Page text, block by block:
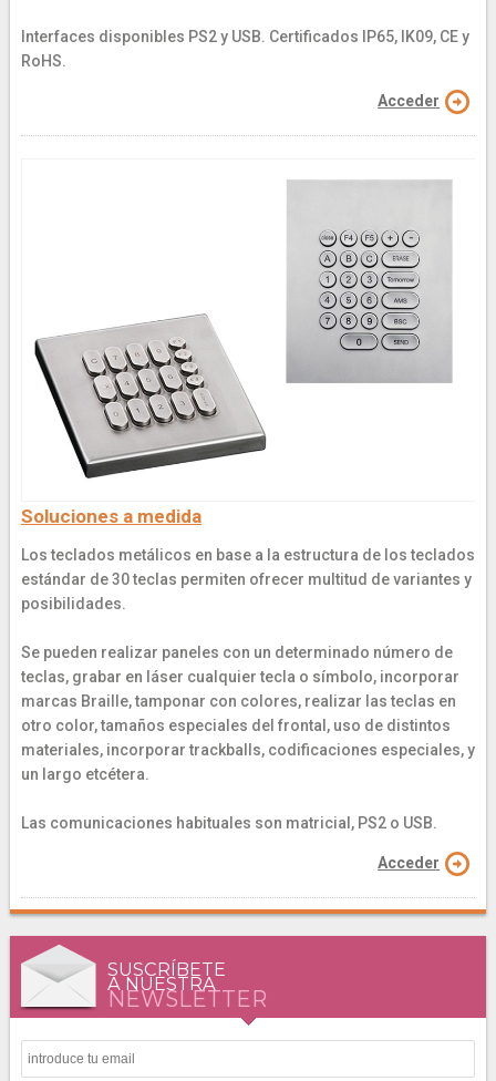
Interfaces disponibles PS2 y USB. Certificados IP65, IK09, CE y
RoHS.
Acceder
Soluciones a medida
Los teclados metálicos en base a la estructura de los teclados
estándar de 30 teclas permiten ofrecer multitud de variantes y
posibilidades.
Se pueden realizar paneles con un determinado número de
teclas, grabar en láser cualquier tecla o símbolo, incorporar
marcas Braille, tamponar con colores, realizar las teclas en
otro color, tamaños especiales del frontal, uso de distintos
materiales, incorporar trackballs, codificaciones especiales, y
un largo etcétera.
Las comunicaciones habituales son matricial, PS2 o USB.
Acceder
SUSCRÍBETE
A NUESTRA
NEWSLETTER